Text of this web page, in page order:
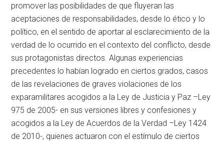
promover las posibilidades de que fluyeran las
aceptaciones de responsabilidades, desde lo ético y lo
político, en el sentido de aportar al esclarecimiento de la
verdad de lo ocurrido en el contexto del conflicto, desde
sus protagonistas directos. Algunas experiencias
precedentes lo habían logrado en ciertos grados, casos
de las revelaciones de graves violaciones de los
exparamilitares acogidos a la Ley de Justicia y Paz –Ley
975 de 2005- en sus versiones libres y confesiones y
acogidos a la Ley de Acuerdos de la Verdad –Ley 1424
de 2010-, quienes actuaron con el estímulo de ciertos